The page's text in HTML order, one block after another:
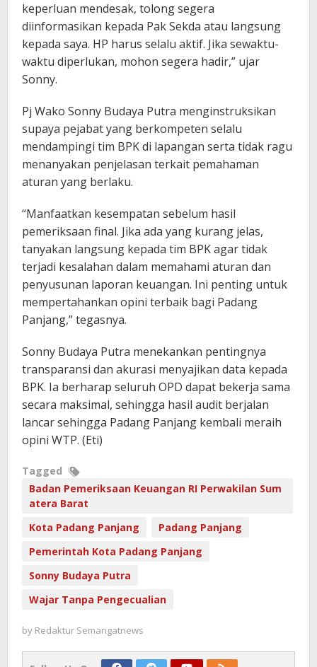
keperluan mendesak, tolong segera
diinformasikan kepada Pak Sekda atau langsung
kepada saya. HP harus selalu aktif. Jika sewaktu-
waktu diperlukan, mohon segera hadir,” ujar
Sonny.
Pj Wako Sonny Budaya Putra menginstruksikan
supaya pejabat yang berkompeten selalu
mendampingi tim BPK di lapangan serta tidak ragu
menanyakan penjelasan terkait pemahaman
aturan yang berlaku.
“Manfaatkan kesempatan sebelum hasil
pemeriksaan final. Jika ada yang kurang jelas,
tanyakan langsung kepada tim BPK agar tidak
terjadi kesalahan dalam memahami aturan dan
penyusunan laporan keuangan. Ini penting untuk
mempertahankan opini terbaik bagi Padang
Panjang,” tegasnya.
Sonny Budaya Putra menekankan pentingnya
transparansi dan akurasi menyajikan data kepada
BPK. Ia berharap seluruh OPD dapat bekerja sama
secara maksimal, sehingga hasil audit berjalan
lancar sehingga Padang Panjang kembali meraih
opini WTP. (Eti)
Tagged
Badan Pemeriksaan Keuangan RI Perwakilan Sum
atera Barat
Kota Padang Panjang
Padang Panjang
Pemerintah Kota Padang Panjang
Sonny Budaya Putra
Wajar Tanpa Pengecualian
by Redaktur Semangatnews